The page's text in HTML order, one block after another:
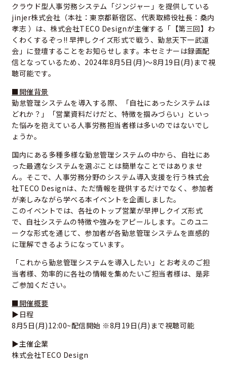
クラウド型人事労務システム「ジンジャー」を提供している
jinjer株式会社（本社：東京都新宿区、代表取締役社長：桑内
孝志 ）は、株式会社TECO Designが主催する「【第三回】わ
くわくするぞっ!! 早押しクイズ形式で戦う、勤怠天下一武道
会」に登壇することをお知らせします。本セミナーは録画配
信となっているため、2024年8月5日(月)～8月19日(月)まで視
聴可能です。
■開催背景
勤怠管理システムを導入する際、「自社にあったシステムは
どれか？」「営業資料だけだと、特徴を掴みづらい」といっ
た悩みを抱えている人事労務担当者様は多いのではないでし
ょうか。
国内にある多種多様な勤怠管理システムの中から、自社にあ
った最適なシステムを選ぶことは簡単なことではありませ
ん。そこで、人事労務分野のシステム導入支援を行う株式会
社TECO Designは、ただ情報を提供するだけでなく、参加者
が楽しみながら学べる本イベントを企画しました。
このイベントでは、各社のトップ営業が早押しクイズ形式
で、自社システムの特徴や強みをアピールします。このユニ
ークな形式を通じて、参加者が各勤怠管理システムを直感的
に理解できるようになっています。
「これから勤怠管理システムを導入したい」とお考えのご担
当者様、効率的に各社の情報を集めたいご担当者様は、是非
ご参加ください。
■開催概要
▶日程
8月5日(月)12:00~配信開始 ※8月19日(月)まで視聴可能
▶主催企業
株式会社TECO Design